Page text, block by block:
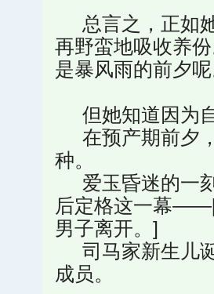
总言之，正如
再野蛮地吸收养
是暴风雨的前夕
但她知道因为
在预产期前夕
种。
爱玉昏迷的一
后定格这一幕
男子离开。]
司马家新生儿
成员。